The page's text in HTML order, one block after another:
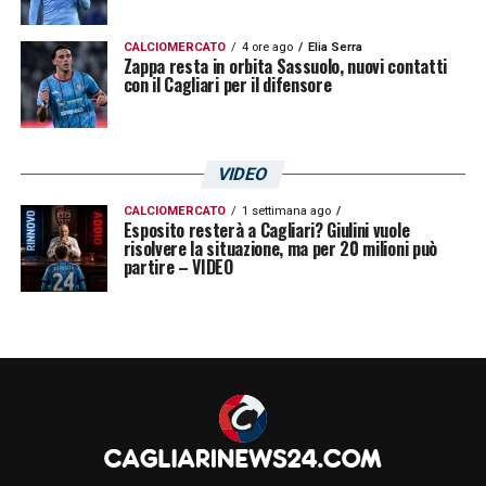
nel calcio succedono: era ora di cambiare,
non ho rimpianti ».
LA PLAYLIST DELLE NOSTRE TOP NEWS
CALCIOMERCATO 4 ore ago Elia Serra
Zappa resta in orbita Sassuolo, nuovi contatti
con il Cagliari per il difensore
VIDEO
CALCIOMERCATO 1 settimana ago
Esposito resterà a Cagliari? Giulini vuole
risolvere la situazione, ma per 20 milioni può
partire – VIDEO